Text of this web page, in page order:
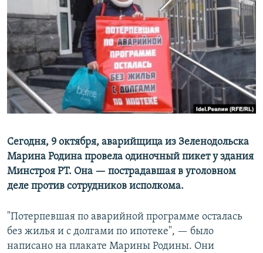
СИБИРЬ.РЕАЛИИ
РАСПИСАНИЕ ВЕЩАНИЯ
ПОДПИШИТЕСЬ НА РАССЫЛКУ
СОЦИАЛЬНЫЕ СЕТИ
Все сайты РСЕ/РС
Сегодня, 9 октября, аварийщица из Зеленодольска
Марина Родина провела одиночный пикет у здания
Минстроя РТ. Она — пострадавшая в уголовном
деле против сотрудников исполкома.
"Потерпевшая по аварийной программе осталась
без жилья и с долгами по ипотеке", — было
написано на плакате Марины Родины. Они